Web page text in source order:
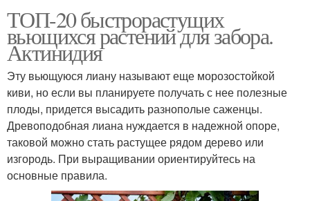
ТОП-20 быстрорастущих
вьющихся растений для забора.
Актинидия
Эту вьющуюся лиану называют еще морозостойкой
киви, но если вы планируете получать с нее полезные
плоды, придется высадить разнополые саженцы.
Древоподобная лиана нуждается в надежной опоре,
таковой можно стать растущее рядом дерево или
изгородь. При выращивании ориентируйтесь на
основные правила.